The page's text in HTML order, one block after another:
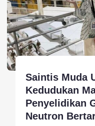
Saintis Muda
Kedudukan
Penyelidikan
Neutron